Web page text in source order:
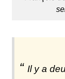
Il y a